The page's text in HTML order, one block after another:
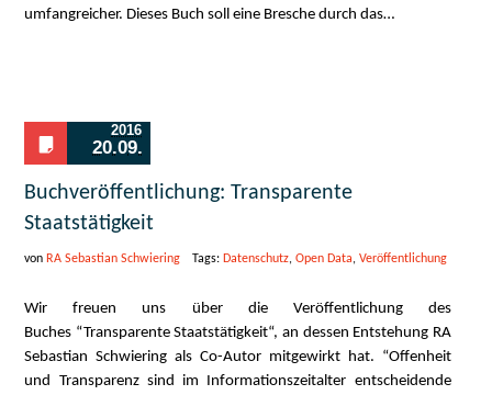
umfangreicher. Dieses Buch soll eine Bresche durch das…
2016
20.09.
Buchveröffentlichung: Transparente
Staatstätigkeit
von RA Sebastian Schwiering Tags: Datenschutz,Open Data,Veröffentlichung
Wir freuen uns über die Veröffentlichung des
Buches “Transparente Staatstätigkeit“, an dessen Entstehung RA
Sebastian Schwiering als Co-Autor mitgewirkt hat. “Offenheit
und Transparenz sind im Informationszeitalter entscheidende